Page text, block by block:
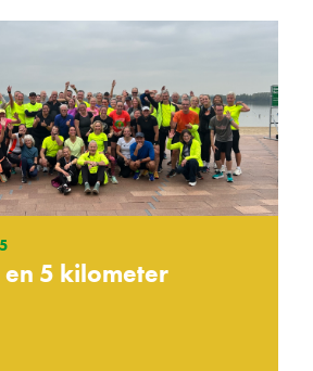
en 5 kilometer